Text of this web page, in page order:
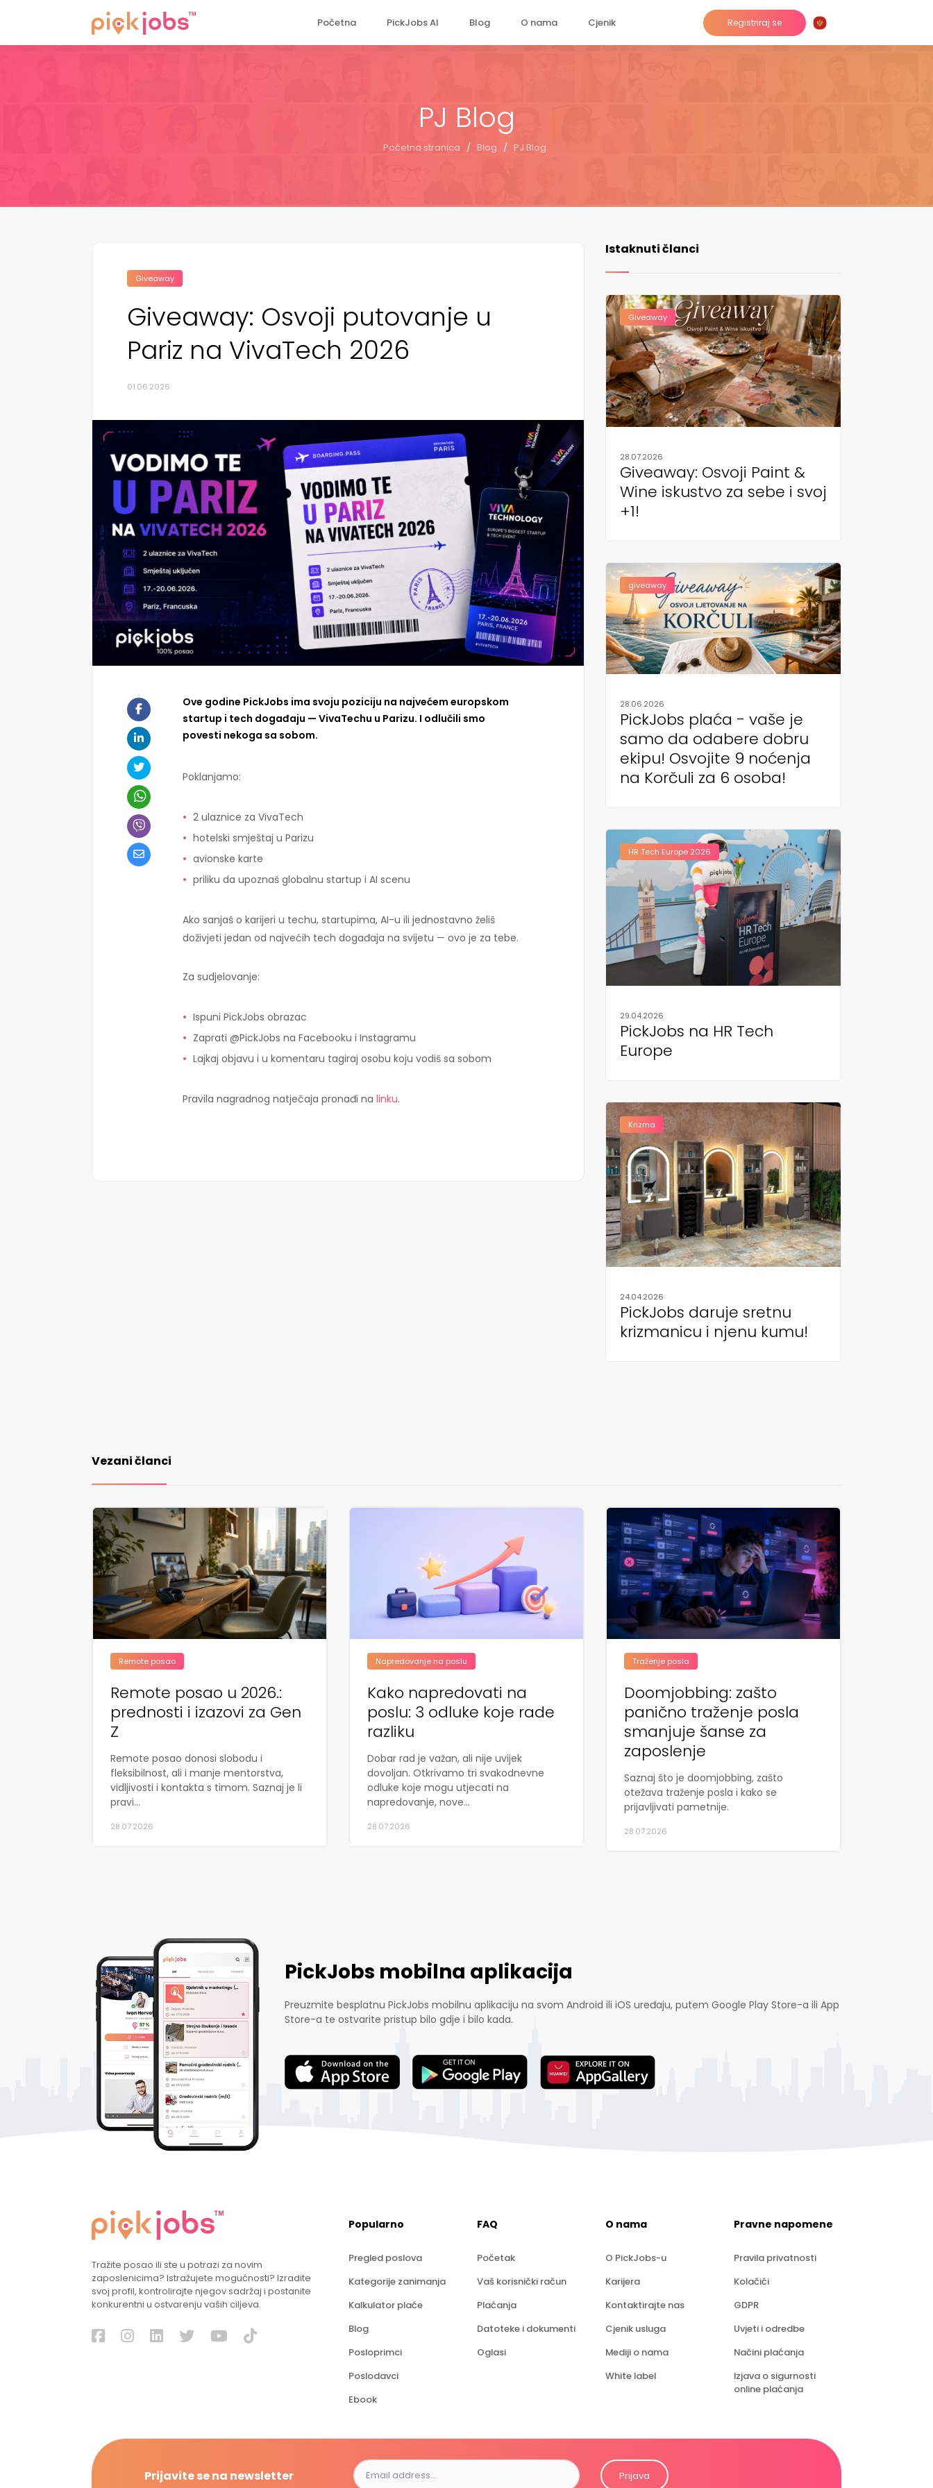
Početna PickJobs AI Blog O nama Cjenik Registriraj se
PJ Blog
Početna stranica / Blog / PJ Blog
Giveaway
Giveaway: Osvoji putovanje u
Pariz na VivaTech 2026
01.06.2026
Ove godine PickJobs ima svoju poziciju na najvećem europskom
startup i tech događaju — VivaTechu u Parizu. I odlučili smo
povesti nekoga sa sobom.
Poklanjamo:
2 ulaznice za VivaTech
hotelski smještaj u Parizu
avionske karte
priliku da upoznaš globalnu startup i AI scenu
Ako sanjaš o karijeri u techu, startupima, AI-u ili jednostavno želiš
doživjeti jedan od najvećih tech događaja na svijetu — ovo je za tebe.
Za sudjelovanje:
Ispuni PickJobs obrazac
Zaprati @PickJobs na Facebooku i Instagramu
Lajkaj objavu i u komentaru tagiraj osobu koju vodiš sa sobom
Pravila nagradnog natječaja pronađi na linku.
Istaknuti članci
Giveaway
28.07.2026
Giveaway: Osvoji Paint &
Wine iskustvo za sebe i svoj
+1!
giveaway
28.06.2026
PickJobs plaća - vaše je
samo da odabere dobru
ekipu! Osvojite 9 noćenja
na Korčuli za 6 osoba!
HR Tech Europe 2026
29.04.2026
PickJobs na HR Tech
Europe
Krizma
24.04.2026
PickJobs daruje sretnu
krizmanicu i njenu kumu!
Vezani članci
Remote posao
Remote posao u 2026.:
prednosti i izazovi za Gen
Z
Remote posao donosi slobodu i
fleksibilnost, ali i manje mentorstva,
vidljivosti i kontakta s timom. Saznaj je li
pravi...
28.07.2026
Napredovanje na poslu
Kako napredovati na
poslu: 3 odluke koje rade
razliku
Dobar rad je važan, ali nije uvijek
dovoljan. Otkrivamo tri svakodnevne
odluke koje mogu utjecati na
napredovanje, nove...
28.07.2026
Traženje posla
Doomjobbing: zašto
panično traženje posla
smanjuje šanse za
zaposlenje
Saznaj što je doomjobbing, zašto
otežava traženje posla i kako se
prijavljivati pametnije.
28.07.2026
PickJobs mobilna aplikacija
Preuzmite besplatnu PickJobs mobilnu aplikaciju na svom Android ili iOS uređaju, putem Google Play Store-a ili App
Store-a te ostvarite pristup bilo gdje i bilo kada.
Tražite posao ili ste u potrazi za novim
zaposlenicima? Istražujete mogućnosti? Izradite
svoj profil, kontrolirajte njegov sadržaj i postanite
konkurentni u ostvarenju vaših ciljeva.
Popularno
Pregled poslova
Kategorije zanimanja
Kalkulator plaće
Blog
Posloprimci
Poslodavci
Ebook
FAQ
Početak
Vaš korisnički račun
Plaćanja
Datoteke i dokumenti
Oglasi
O nama
O PickJobs-u
Karijera
Kontaktirajte nas
Cjenik usluga
Mediji o nama
White label
Pravne napomene
Pravila privatnosti
Kolačići
GDPR
Uvjeti i odredbe
Načini plaćanja
Izjava o sigurnosti
online plaćanja
Prijavite se na newsletter Prijava